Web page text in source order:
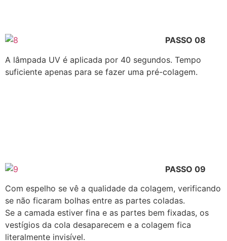
PASSO 08
A lâmpada UV é aplicada por 40 segundos. Tempo
suficiente apenas para se fazer uma pré-colagem.
PASSO 09
Com espelho se vê a qualidade da colagem, verificando
se não ficaram bolhas entre as partes coladas.
Se a camada estiver fina e as partes bem fixadas, os
vestígios da cola desaparecem e a colagem fica
literalmente invisível.